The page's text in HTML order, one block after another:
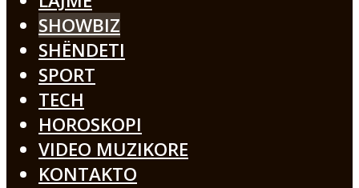
SHOWBIZ
SHËNDETI
SPORT
TECH
HOROSKOPI
VIDEO MUZIKORE
KONTAKTO